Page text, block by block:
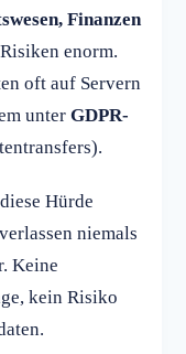
Finanzen
enorm.
oft auf Servern
unter GDPR-
Hürde
niemals
Keine
kein Risiko